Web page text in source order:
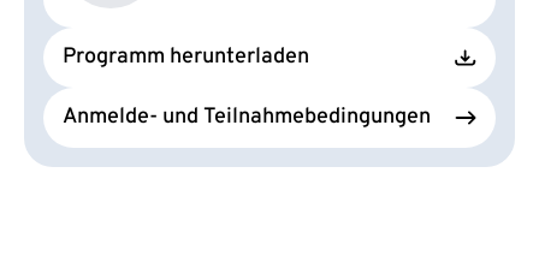
Programm herunterladen
Anmelde- und Teilnahmebedingungen